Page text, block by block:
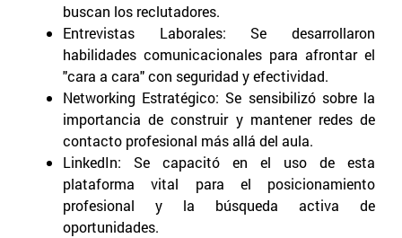
buscan los reclutadores.
Entrevistas Laborales: Se desarrollaron
habilidades comunicacionales para afrontar el
"cara a cara" con seguridad y efectividad.
Networking Estratégico: Se sensibilizó sobre la
importancia de construir y mantener redes de
contacto profesional más allá del aula.
LinkedIn: Se capacitó en el uso de esta
plataforma vital para el posicionamiento
profesional y la búsqueda activa de
oportunidades.